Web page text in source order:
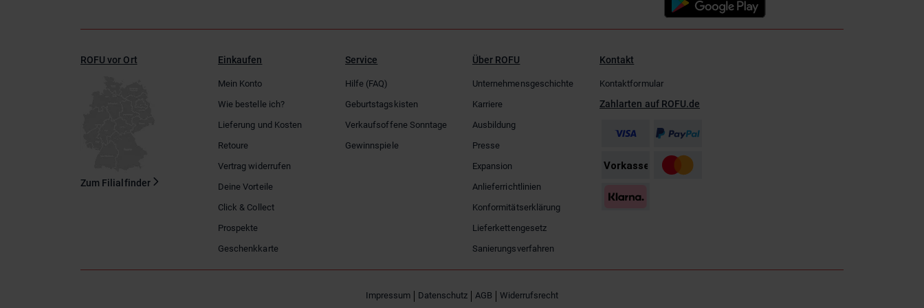
ROFU vor Ort
Zum Filialfinder
Einkaufen
Mein Konto
Wie bestelle ich?
Lieferung und Kosten
Retoure
Vertrag widerrufen
Deine Vorteile
Click & Collect
Prospekte
Geschenkkarte
Service
Hilfe (FAQ)
Geburtstagskisten
Verkaufsoffene Sonntage
Gewinnspiele
Über ROFU
Unternehmensgeschichte
Karriere
Ausbildung
Presse
Expansion
Anlieferrichtlinien
Konformitätserklärung
Lieferkettengesetz
Sanierungsverfahren
Kontakt
Kontaktformular
Zahlarten auf ROFU.de
Impressum Datenschutz AGB Widerrufsrecht